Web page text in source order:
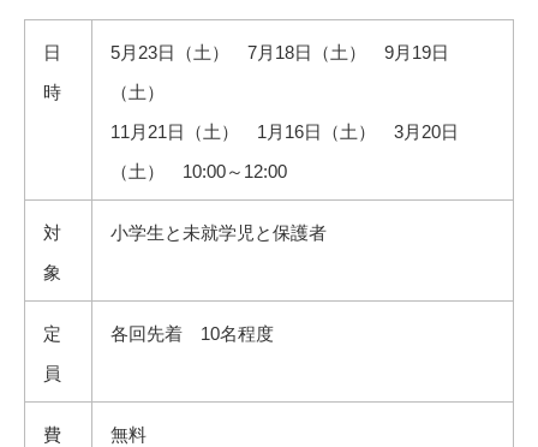
日
時
5月23日（土） 7月18日（土） 9月19日
（土）
11月21日（土） 1月16日（土） 3月20日
（土） 10:00～12:00
対
象
小学生と未就学児と保護者
定
員
各回先着 10名程度
費
無料